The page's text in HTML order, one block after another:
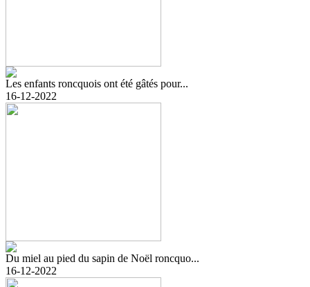
Les enfants roncquois ont été gâtés pour...
16-12-2022
Du miel au pied du sapin de Noël roncquo...
16-12-2022